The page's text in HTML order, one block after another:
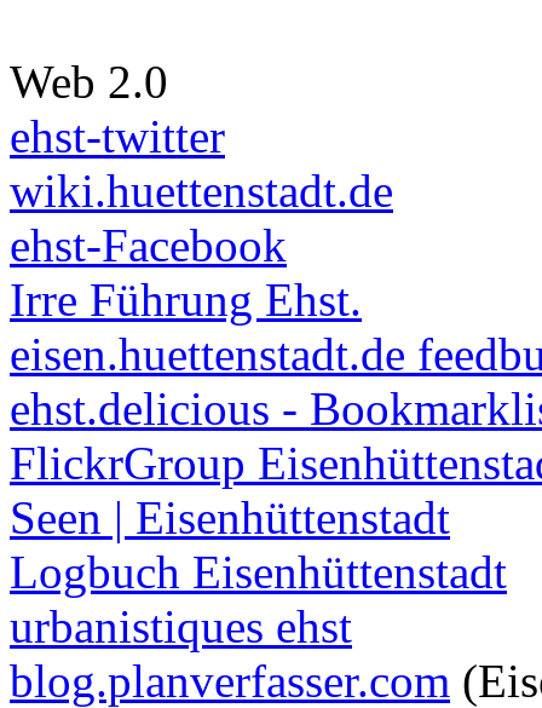
Web 2.0
ehst-twitter
wiki.huettenstadt.de
ehst-Facebook
Irre Führung Ehst.
eisen.huettenstadt.de
ehst.delicious -
FlickrGroup
Seen | Eisenhüttenstadt
Logbuch Eisenhüttenstadt
urbanistiques ehst
blog.planverfasser.com